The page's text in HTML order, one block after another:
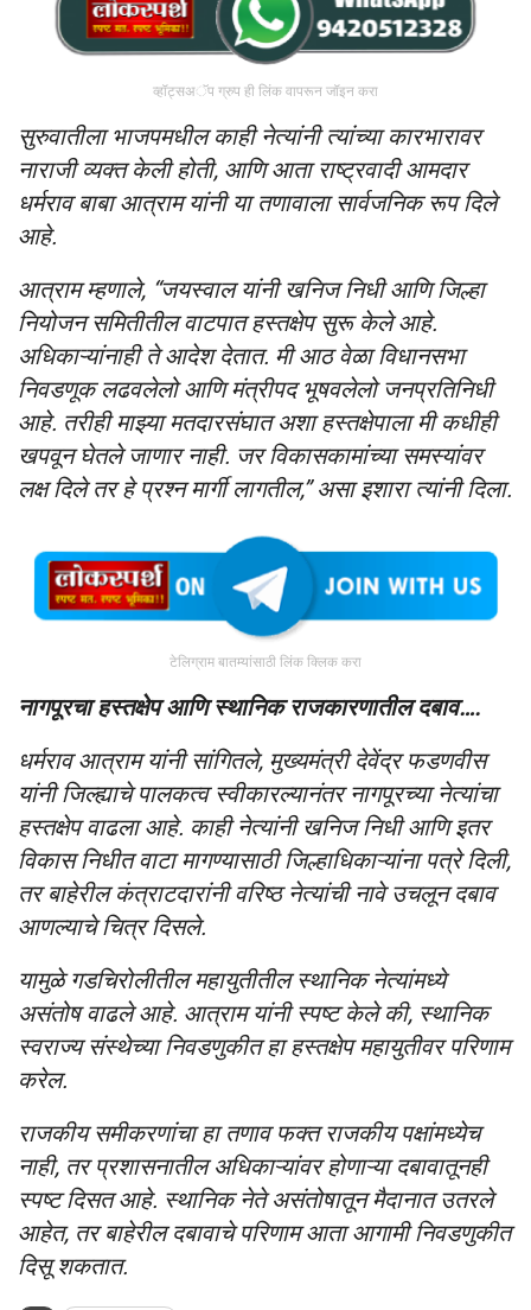
व्हॉट्सअॅप ग्रुप ही लिंक वापरून जॉइन करा
सुरुवातीला भाजपमधील काही नेत्यांनी त्यांच्या कारभारावर
नाराजी व्यक्त केली होती, आणि आता राष्ट्रवादी आमदार
धर्मराव बाबा आत्राम यांनी या तणावाला सार्वजनिक रूप दिले
आहे.
आत्राम म्हणाले, “जयस्वाल यांनी खनिज निधी आणि जिल्हा
नियोजन समितीतील वाटपात हस्तक्षेप सुरू केले आहे.
अधिकाऱ्यांनाही ते आदेश देतात. मी आठ वेळा विधानसभा
निवडणूक लढवलेलो आणि मंत्रीपद भूषवलेलो जनप्रतिनिधी
आहे. तरीही माझ्या मतदारसंघात अशा हस्तक्षेपाला मी कधीही
खपवून घेतले जाणार नाही. जर विकासकामांच्या समस्यांवर
लक्ष दिले तर हे प्रश्न मार्गी लागतील,” असा इशारा त्यांनी दिला.
टेलिग्राम बातम्यांसाठी लिंक क्लिक करा
नागपूरचा हस्तक्षेप आणि स्थानिक राजकारणातील दबाव….
धर्मराव आत्राम यांनी सांगितले, मुख्यमंत्री देवेंद्र फडणवीस
यांनी जिल्ह्याचे पालकत्व स्वीकारल्यानंतर नागपूरच्या नेत्यांचा
हस्तक्षेप वाढला आहे. काही नेत्यांनी खनिज निधी आणि इतर
विकास निधीत वाटा मागण्यासाठी जिल्हाधिकाऱ्यांना पत्रे दिली,
तर बाहेरील कंत्राटदारांनी वरिष्ठ नेत्यांची नावे उचलून दबाव
आणल्याचे चित्र दिसले.
यामुळे गडचिरोलीतील महायुतीतील स्थानिक नेत्यांमध्ये
असंतोष वाढले आहे. आत्राम यांनी स्पष्ट केले की, स्थानिक
स्वराज्य संस्थेच्या निवडणुकीत हा हस्तक्षेप महायुतीवर परिणाम
करेल.
राजकीय समीकरणांचा हा तणाव फक्त राजकीय पक्षांमध्येच
नाही, तर प्रशासनातील अधिकाऱ्यांवर होणाऱ्या दबावातूनही
स्पष्ट दिसत आहे. स्थानिक नेते असंतोषातून मैदानात उतरले
आहेत, तर बाहेरील दबावाचे परिणाम आता आगामी निवडणुकीत
दिसू शकतात.